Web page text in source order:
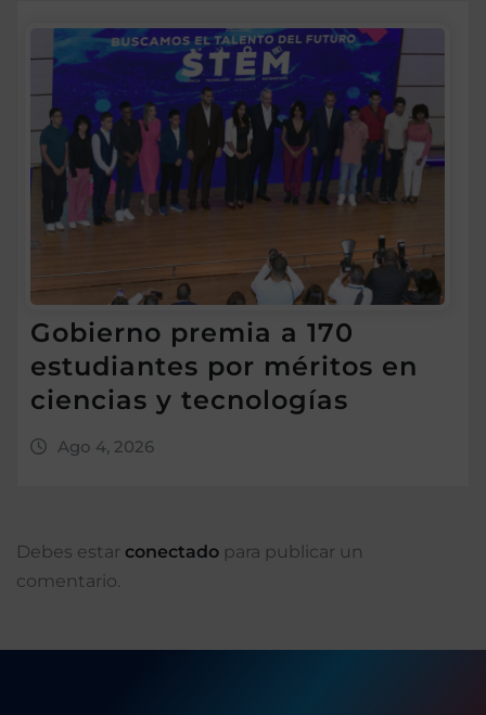
Gobierno premia a 170
estudiantes por méritos en
ciencias y tecnologías
Ago 4, 2026
Debes estar conectado para publicar un
comentario.